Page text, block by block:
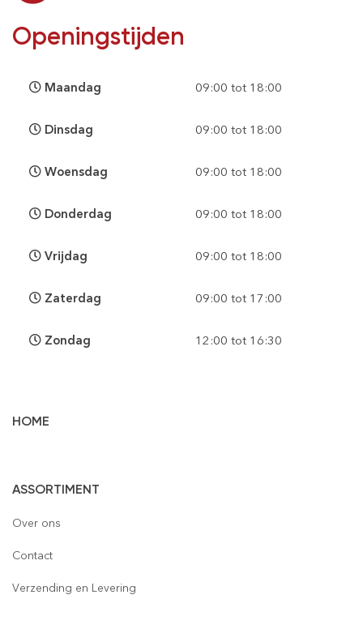
HOME
ASSORTIMENT
Over ons
Contact
Verzending en Levering
Openingstijden
Maandag 09:00 tot 18:00
Dinsdag 09:00 tot 18:00
Woensdag 09:00 tot 18:00
Donderdag 09:00 tot 18:00
Vrijdag 09:00 tot 18:00
Zaterdag 09:00 tot 17:00
Zondag 12:00 tot 16:30